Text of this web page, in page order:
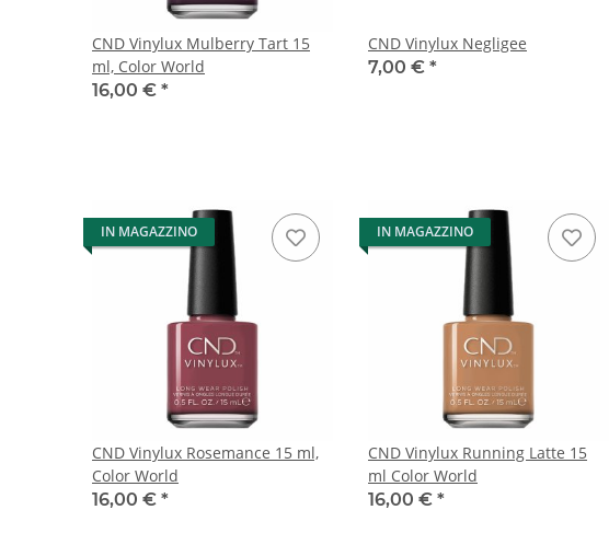
CND Vinylux Mulberry Tart 15
ml, Color World
16,00 € *
CND Vinylux Negligee
7,00 € *
IN MAGAZZINO
CND Vinylux Rosemance 15 ml,
Color World
16,00 € *
IN MAGAZZINO
CND Vinylux Running Latte 15
ml Color World
16,00 € *